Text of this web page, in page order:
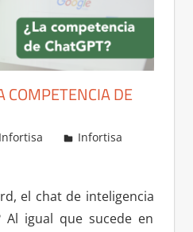
COMPETENCIA DE
Infortisa
Infortisa
el chat de inteligencia
Al igual que sucede en